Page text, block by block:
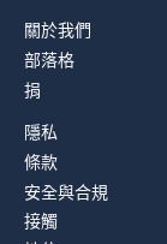
關於我們
部落格
捐
隱私
條款
安全與合規
接觸